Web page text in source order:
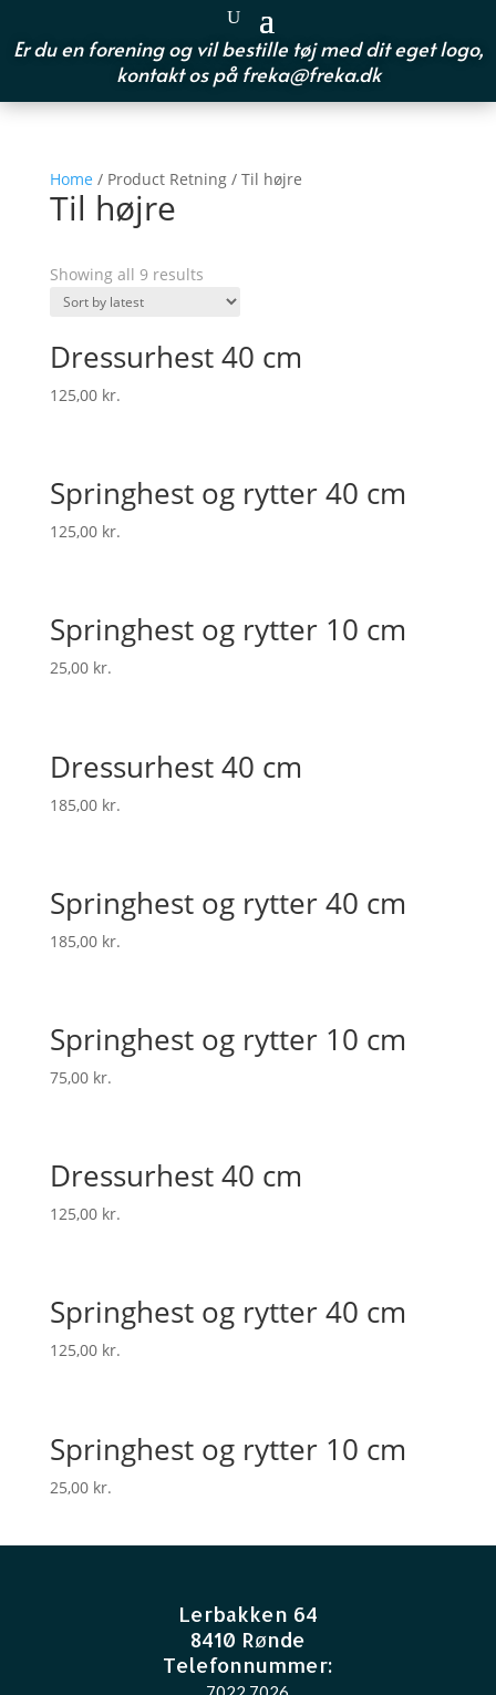
Er du en forening og vil bestille tøj med dit eget logo,
kontakt os på freka@freka.dk
Home / Product Retning / Til højre
Til højre
Showing all 9 results
Dressurhest 40 cm
125,00 kr.
Springhest og rytter 40 cm
125,00 kr.
Springhest og rytter 10 cm
25,00 kr.
Dressurhest 40 cm
185,00 kr.
Springhest og rytter 40 cm
185,00 kr.
Springhest og rytter 10 cm
75,00 kr.
Dressurhest 40 cm
125,00 kr.
Springhest og rytter 40 cm
125,00 kr.
Springhest og rytter 10 cm
25,00 kr.
Lerbakken 64
8410 Rønde
Telefonnummer: